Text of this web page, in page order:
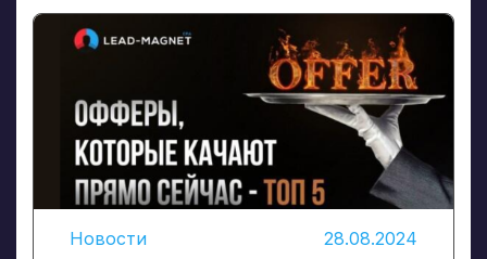
Новости 28.08.2024